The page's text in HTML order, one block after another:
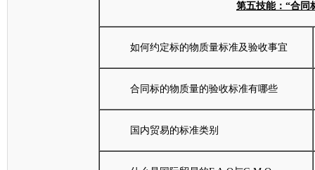
第五技能：“合同
如何约定标的物质量标准及验收事宜
合同标的物质量的验收标准有哪些
国内贸易的标准类别